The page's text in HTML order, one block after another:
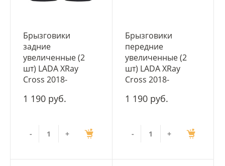
Брызговики
задние
увеличенные (2
шт) LADA XRay
Cross 2018-
1 190 руб.
- +
Брызговики
передние
увеличенные (2
шт) LADA XRay
Cross 2018-
1 190 руб.
- +